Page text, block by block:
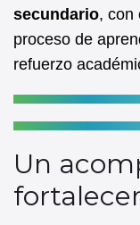
secundario, con
proceso de
refuerzo
Un